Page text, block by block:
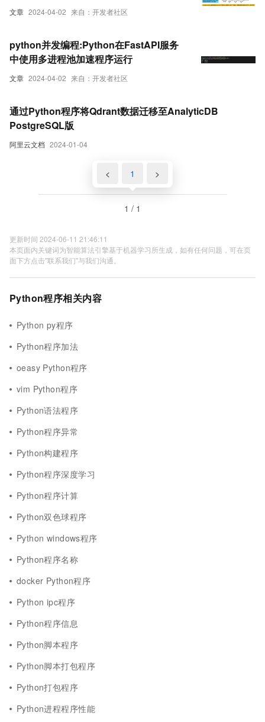
文章 2024-04-02 来自：开发者社区
文章 2024-04-02 来自：开发者社区
python并发编程:Python在FastAPI服务
中使用多进程池加速程序运行
阿里云文档 2024-01-04
通过Python程序将Qdrant数据迁移至AnalyticDB
PostgreSQL版
< 1 >
1 / 1
更新时间 2024-06-11 21:46:11
本页面内关键词为智能算法引擎基于机器学习所生成，如有任何问题，可在页
面下方点击"联系我们"与我们沟通。
Python程序相关内容
Python py程序
Python程序加法
oeasy Python程序
vim Python程序
Python语法程序
Python程序异常
Python构建程序
Python程序深度学习
Python程序计算
Python双色球程序
Python windows程序
Python程序名称
docker Python程序
Python ipc程序
Python程序信息
Python脚本程序
Python脚本打包程序
Python打包程序
Python进程程序性能